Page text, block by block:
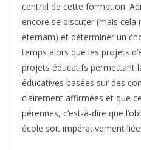
central de cette formation.
encore se discuter (mais
eternam) et déterminer un
temps alors que les projets
projets éducatifs permettant
éducatives basées sur des
clairement affirmées et que
pérennes, c’est-à-dire que
école soit impérativement